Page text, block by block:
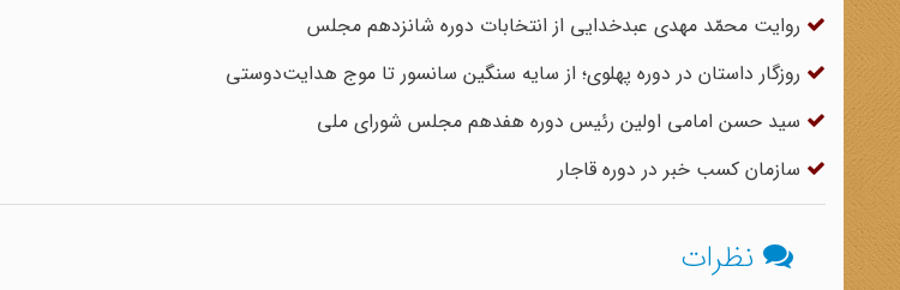
روایت محمّد مهدی عبدخدایی از انتخابات دوره شانزدهم مجلس
روزگار داستان در دوره پهلوی؛ از سایه سنگین سانسور تا موج هدایت‌‌دوستی
سید حسن امامی اولین رئیس دوره هفدهم مجلس شورای ملی
سازمان کسب خبر در دوره قاجار
نظرات